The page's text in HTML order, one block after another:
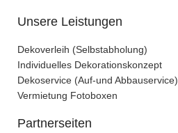
Unsere Leistungen
Dekoverleih (Selbstabholung)
Individuelles Dekorationskonzept
Dekoservice (Auf-und Abbauservice)
Vermietung Fotoboxen
Partnerseiten